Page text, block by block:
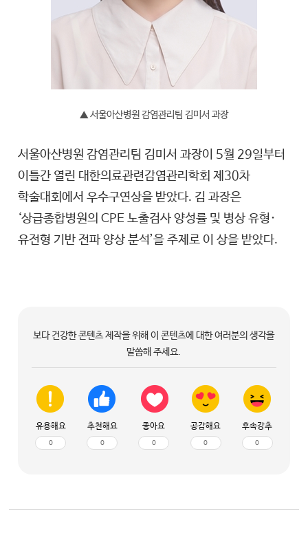
▲ 서울아산병원 감염관리팀 김미서 과장
서울아산병원 감염관리팀 김미서 과장이 5월 29일부터
이틀간 열린 대한의료관련감염관리학회 제30차
학술대회에서 우수구연상을 받았다. 김 과장은
‘상급종합병원의 CPE 노출검사 양성률 및 병상 유형·
유전형 기반 전파 양상 분석’을 주제로 이 상을 받았다.
보다 건강한 콘텐츠 제작을 위해 이 콘텐츠에 대한 여러분의 생각을
말씀해 주세요.
유용해요
0
추천해요
0
좋아요
0
공감해요
0
후속강추
0